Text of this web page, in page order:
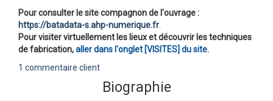
Pour consulter le site compagnon de l'ouvrage :
https://batadata-s.ahp-numerique.fr.
Pour visiter virtuellement les lieux et découvrir les techniques
de fabrication,aller dans l'onglet [VISITES] du site.
1 commentaire client
Biographie